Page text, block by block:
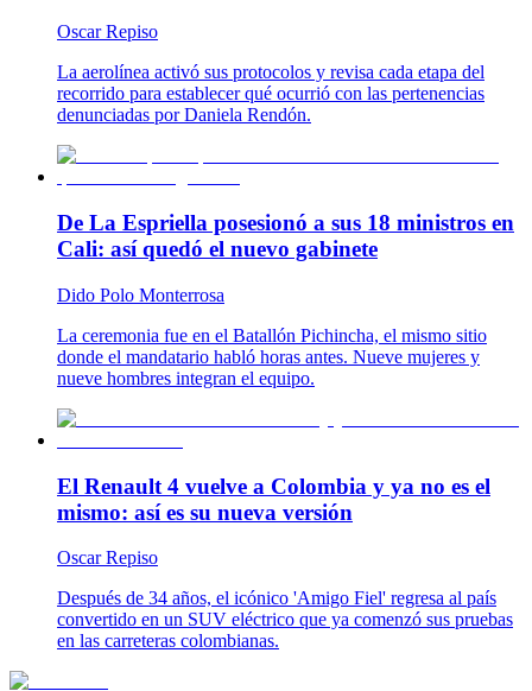
Oscar Repiso
La aerolínea activó sus protocolos y revisa cada etapa del
recorrido para establecer qué ocurrió con las pertenencias
denunciadas por Daniela Rendón.
De La Espriella posesionó a sus 18 ministros en
Cali: así quedó el nuevo gabinete
Dido Polo Monterrosa
La ceremonia fue en el Batallón Pichincha, el mismo sitio
donde el mandatario habló horas antes. Nueve mujeres y
nueve hombres integran el equipo.
El Renault 4 vuelve a Colombia y ya no es el
mismo: así es su nueva versión
Oscar Repiso
Después de 34 años, el icónico 'Amigo Fiel' regresa al país
convertido en un SUV eléctrico que ya comenzó sus pruebas
en las carreteras colombianas.